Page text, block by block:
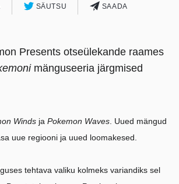
SÄUTSU SAADA
Presents otseülekande raames
mänguseeria järgmised
Winds ja Pokemon Waves . Uued mängud
uue regiooni ja uued loomakesed.
tehtava valiku kolmeks variandiks sel